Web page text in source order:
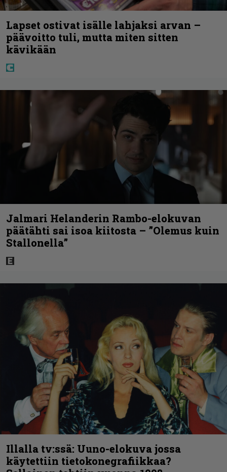
Lapset ostivat isälle lahjaksi arvan –
päävoitto tuli, mutta miten sitten
kävikään
Jalmari Helanderin Rambo-elokuvan
päätähti sai isoa kiitosta – ”Olemus kuin
Stallonella”
Illalla tv:ssä: Uuno-elokuva jossa
käytettiin tietokonegrafiikkaa?